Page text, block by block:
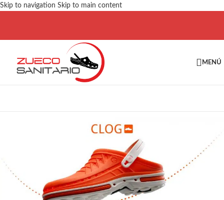
Skip to navigation Skip to main content
MENÚ